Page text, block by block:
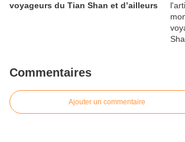
voyageurs du Tian Shan et d’ailleurs
Commentaires
Ajouter un commentaire